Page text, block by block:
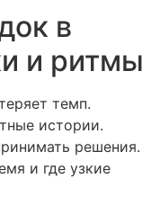
в
и ритмы
темп.
истории.
решения.
и где узкие